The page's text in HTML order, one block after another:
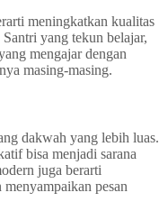
meningkatkan kualitas
yang tekun belajar,
mengajar dengan
masing-masing.
dakwah yang lebih luas.
bisa menjadi sarana
juga berarti
pesan